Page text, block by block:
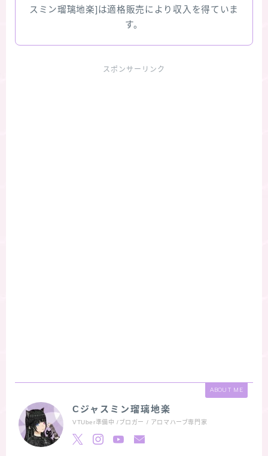
スミン瑠璃地楽]は適格販売により収入を得ていま
す。
スポンサーリンク
ABOUT ME
Cジャスミン瑠璃地楽
VTUber準備中 /ブロガー / アロマハーブ専門家